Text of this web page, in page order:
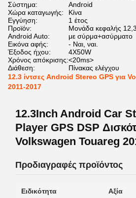
Σύστημα:
Android
Χώρα καταγωγής:
Κίνα
Εγγύηση:
1 έτος
Προϊόν:
Μονάδα κεφαλής
Android Auto:
με σύρμα+ασύρματο
Εικόνα αφής:
- Ναι, ναι.
Έξοδος ήχου:
4X50W
Χρόνος απόκρισης:<20ms>
Διάθεση:
Πίνακας ελέγχου
12.3 ίντσες Android Stereo GPS για
2011-2017
12.3Inch Android Car
Player GPS DSP
Volkswagen Touareg
Προδιαγραφές προϊόντος
Ειδικότητα Αξία